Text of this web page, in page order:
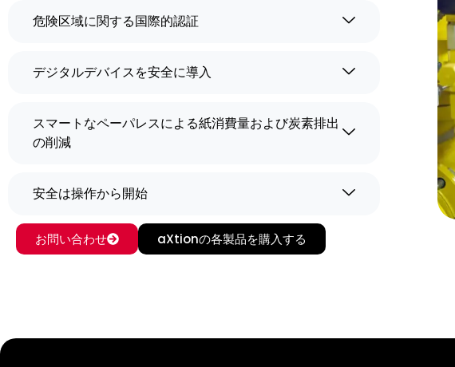
危険区域に関する国際的認証
デジタルデバイスを安全に導入
スマートなペーパレスによる紙消費量および炭素排出
の削減
安全は操作から開始
お問い合わせ aXtionの各製品を購入する
マ